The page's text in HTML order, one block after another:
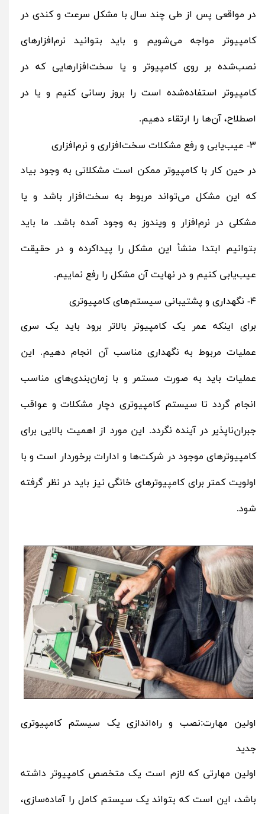
در مواقعی پس از طی چند سال با مشکل سرعت و کندی در
کامپیوتر مواجه می‌شویم و باید بتوانید نرم‌افزارهای
نصب‌شده بر روی کامپیوتر و یا سخت‌افزارهایی که در
کامپیوتر استفاده‌شده است را بروز رسانی کنیم و یا در
اصطلاح، آن‌ها را ارتقاء دهیم.
۳- عیب‌یابی و رفع مشکلات سخت‌افزاری و نرم‌افزاری
در حین کار با کامپیوتر ممکن است مشکلاتی به وجود بیاد
که این مشکل می‌تواند مربوط به سخت‌افزار باشد و یا
مشکلی در نرم‌افزار و ویندوز به وجود آمده باشد. ما باید
بتوانیم ابتدا منشأ این مشکل را پیداکرده و در حقیقت
عیب‌یابی کنیم و در نهایت آن مشکل را رفع نماییم.
۴- نگهداری و پشتیبانی سیستم‌های کامپیوتری
برای اینکه عمر یک کامپیوتر بالاتر برود باید یک سری
عملیات مربوط به نگهداری مناسب آن انجام دهیم. این
عملیات باید به‌ صورت مستمر و با زمان‌بندی‌های مناسب
انجام گردد تا سیستم کامپیوتری دچار مشکلات و عواقب
جبران‌ناپذیر در آینده نگردد. این مورد از اهمیت بالایی برای
کامپیوترهای موجود در شرکت‌ها و ادارات برخوردار است و با
اولویت کمتر برای کامپیوترهای خانگی نیز باید در نظر گرفته
شود.
اولین مهارت:نصب و راه‌اندازی یک سیستم کامپیوتری
جدید
اولین مهارتی که لازم است یک متخصص کامپیوتر داشته
باشد، این است که بتواند یک سیستم کامل را آماده‌سازی،